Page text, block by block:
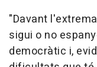
"Davant
sigui o no
democràtic i,